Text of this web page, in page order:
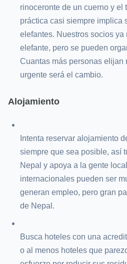
rinoceronte de un cuerno y el
práctica casi siempre implica
elefantes. Nuestros socios ya
elefante, pero se pueden
Cuantas más personas elijan
urgente será el cambio.
Alojamiento
Intenta reservar alojamiento
siempre que sea posible, así
Nepal y apoya a la gente
internacionales pueden ser
generan empleo, pero gran
de Nepal.
Busca hoteles con una
o al menos hoteles que